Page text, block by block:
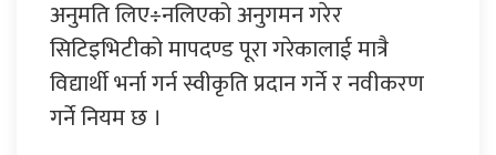
अनुमति लिए÷नलिएको अनुगमन गरेर
सिटिइभिटीको मापदण्ड पूरा गरेकालाई मात्रै
विद्यार्थी भर्ना गर्न स्वीकृति प्रदान गर्ने र नवीकरण
गर्ने नियम छ ।